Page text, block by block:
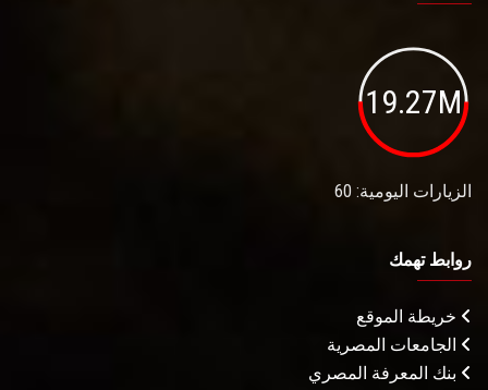
19.27M
الزيارات اليومية: 60
روابط تهمك
خريطة الموقع
الجامعات المصرية
بنك المعرفة المصري